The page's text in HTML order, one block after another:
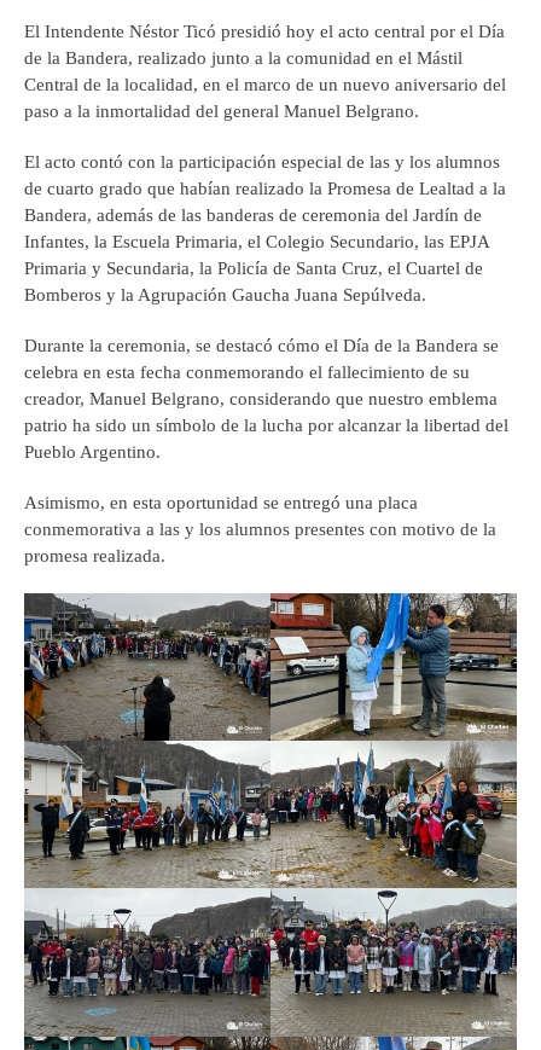
El Intendente Néstor Ticó presidió hoy el acto central por el Día
de la Bandera, realizado junto a la comunidad en el Mástil
Central de la localidad, en el marco de un nuevo aniversario del
paso a la inmortalidad del general Manuel Belgrano.
El acto contó con la participación especial de las y los alumnos
de cuarto grado que habían realizado la Promesa de Lealtad a la
Bandera, además de las banderas de ceremonia del Jardín de
Infantes, la Escuela Primaria, el Colegio Secundario, las EPJA
Primaria y Secundaria, la Policía de Santa Cruz, el Cuartel de
Bomberos y la Agrupación Gaucha Juana Sepúlveda.
Durante la ceremonia, se destacó cómo el Día de la Bandera se
celebra en esta fecha conmemorando el fallecimiento de su
creador, Manuel Belgrano, considerando que nuestro emblema
patrio ha sido un símbolo de la lucha por alcanzar la libertad del
Pueblo Argentino.
Asimismo, en esta oportunidad se entregó una placa
conmemorativa a las y los alumnos presentes con motivo de la
promesa realizada.